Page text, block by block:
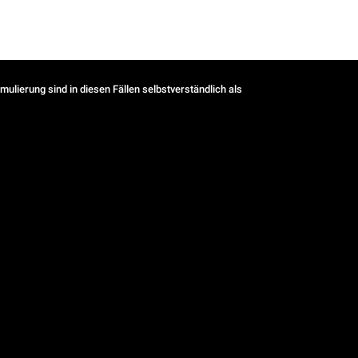
sind in diesen Fällen selbstverständlich als